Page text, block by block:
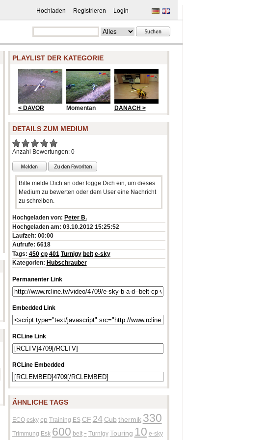
Hochladen Registrieren Login
PLAYLIST DER KATEGORIE
< DAVOR Momentan DANACH >
DETAILS ZUM MEDIUM
Anzahl Bewertungen: 0
Bitte melde Dich an oder logge Dich ein, um dieses
Medium zu bewerten oder dem User eine Nachricht
zu schreiben.
Hochgeladen von: Peter B.
Hochgeladen am: 03.10.2012 15:25:52
Laufzeit: 00:00
Aufrufe: 6618
Tags: 450 cp 401 Turnigy belt e-sky
Kategorien: Hubschrauber
Permanenter Link
Embedded Link
RCLine Link
RCLine Embedded
ÄHNLICHE TAGS
ECO esky cp Training ES CF 24 Cub thermik 330
Trimmung Esk 600 belt - Turnigy Touring 10 e-sky